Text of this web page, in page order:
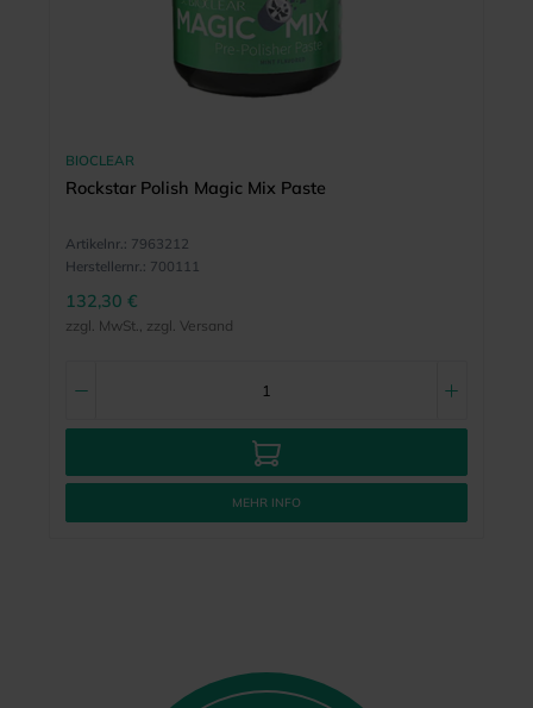
BIOCLEAR
Rockstar Polish Magic Mix Paste
Artikelnr.: 7963212
Herstellernr.: 700111
132,30 €
zzgl. MwSt., zzgl. Versand
MEHR INFO